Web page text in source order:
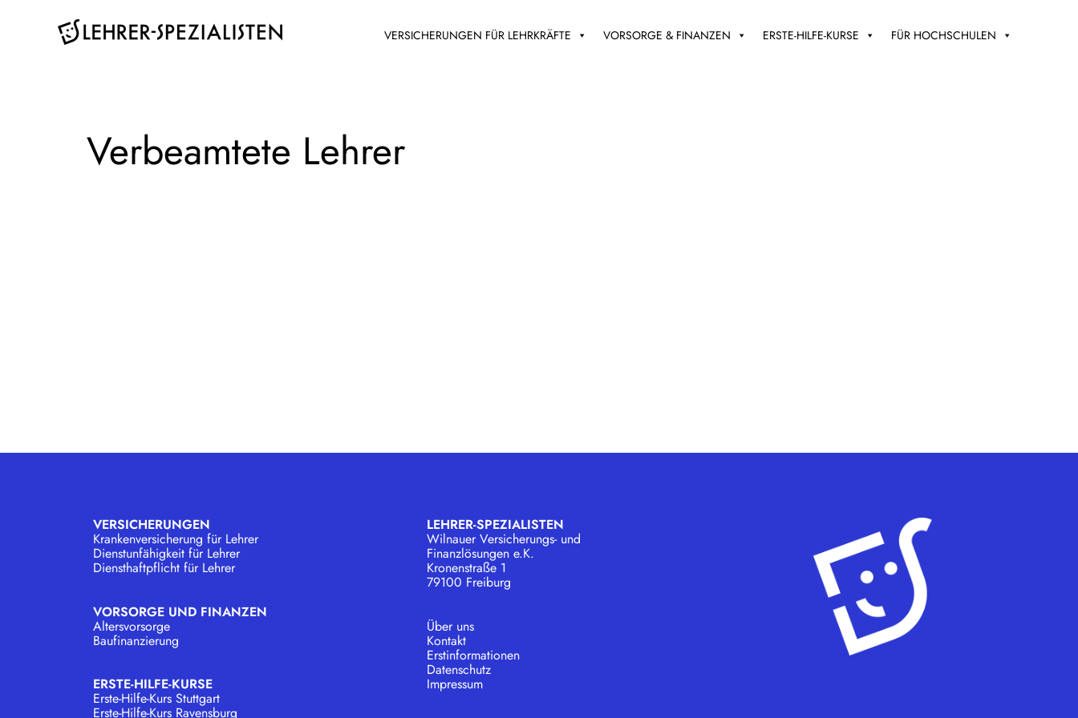
VERSICHERUNGEN FÜR LEHRKRÄFTE VORSORGE & FINANZEN ERSTE-HILFE-KURSE FÜR HOCHSCHULEN
Verbeamtete Lehrer
VERSICHERUNGEN
Krankenversicherung für Lehrer
Dienstunfähigkeit für Lehrer
Diensthaftpflicht für Lehrer
VORSORGE UND FINANZEN
Altersvorsorge
Baufinanzierung
ERSTE-HILFE-KURSE
Erste-Hilfe-Kurs Stuttgart
Erste-Hilfe-Kurs Ravensburg
LEHRER-SPEZIALISTEN
Wilnauer Versicherungs- und
Finanzlösungen e.K.
Kronenstraße 1
79100 Freiburg
Über uns
Kontakt
Erstinformationen
Datenschutz
Impressum